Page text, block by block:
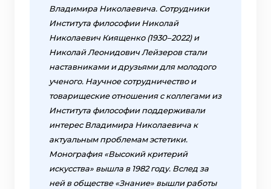
Владимира Николаевича. Сотрудники
Института философии Николай
Николаевич Киященко (1930–2022) и
Николай Леонидович Лейзеров стали
наставниками и друзьями для молодого
ученого. Научное сотрудничество и
товарищеские отношения с коллегами из
Института философии поддерживали
интерес Владимира Николаевича к
актуальным проблемам эстетики.
Монография «Высокий критерий
искусства» вышла в 1982 году. Вслед за
ней в обществе «Знание» вышли работы